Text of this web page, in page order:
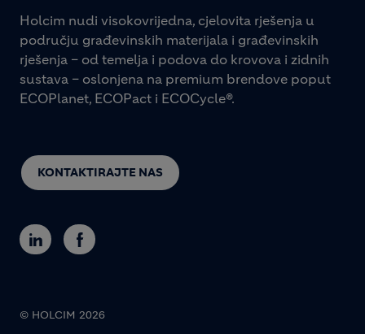
KONTAKTIRAJTE NAS
Holcim nudi visokovrijedna, cjelovita rješenja u
području građevinskih materijala i građevinskih
rješenja – od temelja i podova do krovova i zidnih
sustava – oslonjena na premium brendove poput
ECOPlanet, ECOPact i ECOCycle®.
© HOLCIM 2026